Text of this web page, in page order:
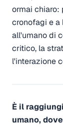
ormai
cronofagi e a
all'umano di
critico, la
l'interazione
È il
umano,